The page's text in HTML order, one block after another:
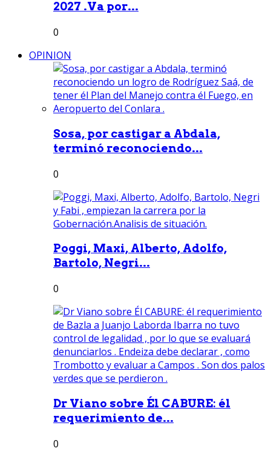
2027 .Va por...
0
OPINION
Sosa, por castigar a Abdala,
terminó reconociendo...
0
Poggi, Maxi, Alberto, Adolfo,
Bartolo, Negri...
0
Dr Viano sobre Él CABURE: él
requerimiento de...
0